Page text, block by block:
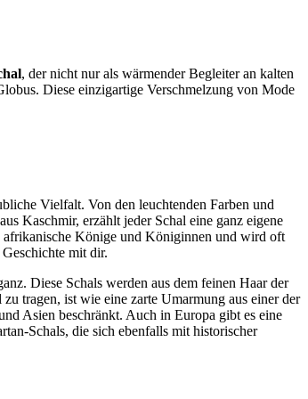
, der nicht nur als wärmender Begleiter an kalten
Diese einzigartige Verschmelzung von Mode
Vielfalt. Von den leuchtenden Farben und
Kaschmir, erzählt jeder Schal eine ganz eigene
afrikanische Könige und Königinnen und wird oft
mit dir.
Diese Schals werden aus dem feinen Haar der
tragen, ist wie eine zarte Umarmung aus einer der
Asien beschränkt. Auch in Europa gibt es eine
Schals, die sich ebenfalls mit historischer